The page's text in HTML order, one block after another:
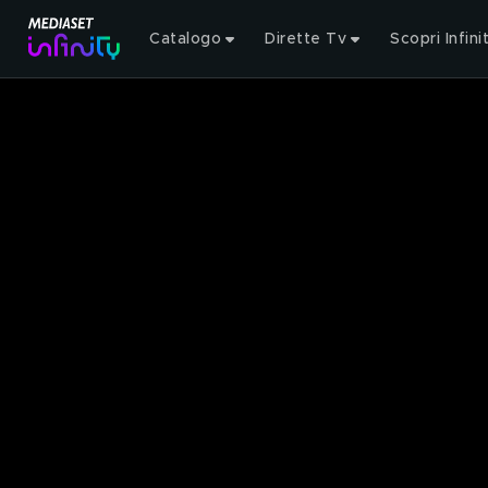
Catalogo Dirette Tv Scopri